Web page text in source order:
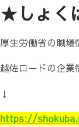
★しょく
厚生労働省の職場
越佐ロードの企業
↓
https://